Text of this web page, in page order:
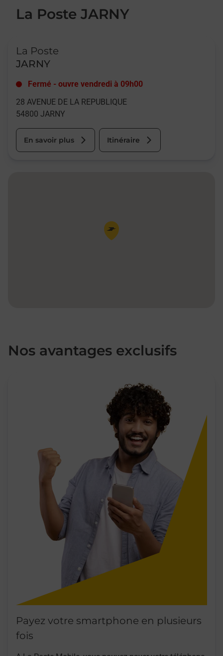
La Poste JARNY
La Poste
JARNY
Fermé - ouvre vendredi à 09h00
28 AVENUE DE LA REPUBLIQUE
54800 JARNY
En savoir plus Itinéraire
Pin de la carte
Nos avantages exclusifs
Payez votre smartphone en plusieurs
fois